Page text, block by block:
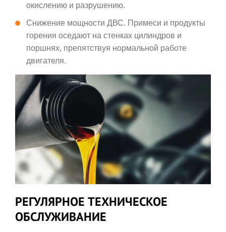
окислению и разрушению.
Снижение мощности ДВС. Примеси и продукты
горения оседают на стенках цилиндров и
поршнях, препятствуя нормальной работе
двигателя.
РЕГУЛЯРНОЕ ТЕХНИЧЕСКОЕ
ОБСЛУЖИВАНИЕ